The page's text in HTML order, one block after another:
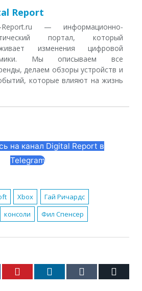
Report
Report.ru — информационно-
портал, который
изменения цифровой
Мы описываем все
делаем обзоры устройств и
которые влияют на жизнь
на канал Digital Report в
Telegram
Xbox
Гай Ричардс
консоли Фил Спенсер
Pinterest LinkedIn Tumblr